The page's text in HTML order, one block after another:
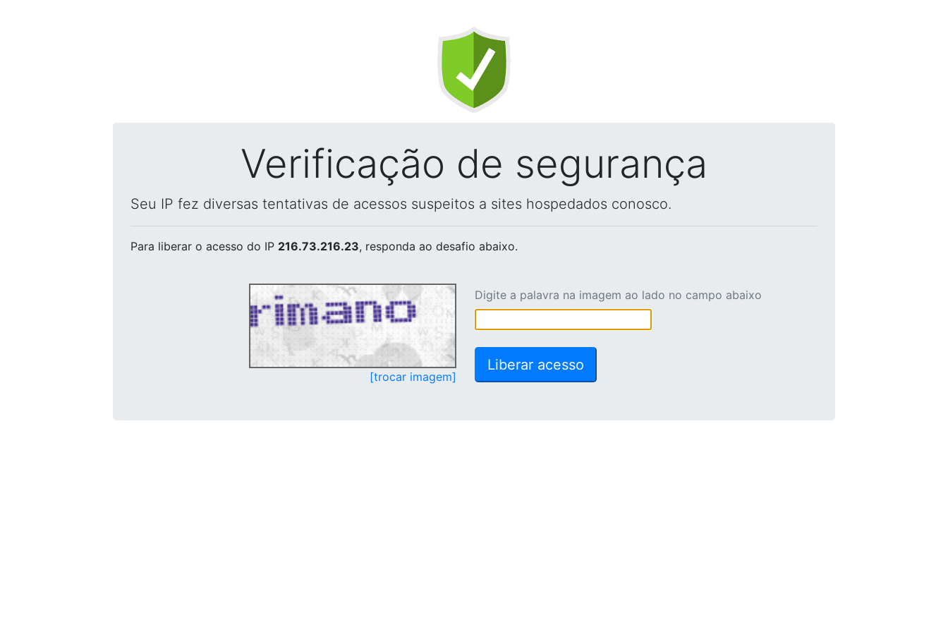
Verificação de segurança
Seu IP fez diversas tentativas de acessos suspeitos a sites hospedados conosco.
Para liberar o acesso do IP 216.73.216.23, responda ao desafio abaixo.
[trocar imagem]
Digite a palavra na imagem ao lado no campo abaixo